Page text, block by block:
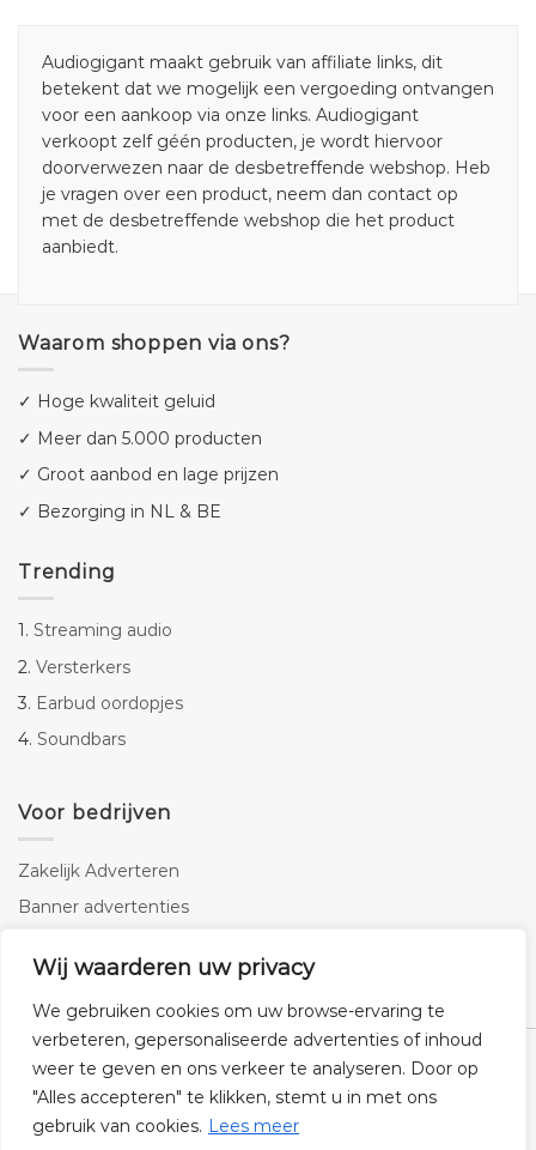
Wij waarderen uw privacy
We gebruiken cookies om uw browse-ervaring te
verbeteren, gepersonaliseerde advertenties of inhoud
weer te geven en ons verkeer te analyseren. Door op
"Alles accepteren" te klikken, stemt u in met ons
gebruik van cookies. Lees meer
Audiogigant maakt gebruik van affiliate links, dit
betekent dat we mogelijk een vergoeding ontvangen
voor een aankoop via onze links. Audiogigant
verkoopt zelf géén producten, je wordt hiervoor
doorverwezen naar de desbetreffende webshop. Heb
je vragen over een product, neem dan contact op
met de desbetreffende webshop die het product
aanbiedt.
Waarom shoppen via ons?
✓ Hoge kwaliteit geluid
✓ Meer dan 5.000 producten
✓ Groot aanbod en lage prijzen
✓ Bezorging in NL & BE
Trending
1. Streaming audio
2. Versterkers
3. Earbud oordopjes
4. Soundbars
Voor bedrijven
Zakelijk Adverteren
Banner advertenties
SEO copywriting